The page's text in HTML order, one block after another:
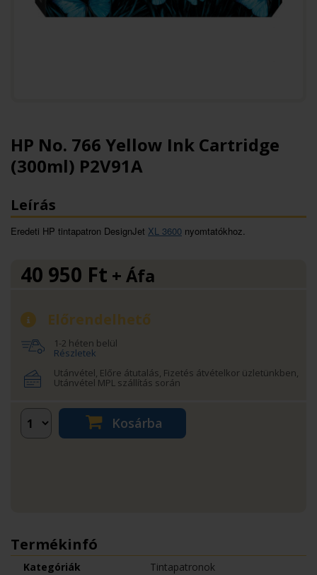
HP No. 766 Yellow Ink Cartridge
(300ml) P2V91A
Leírás
Eredeti HP tintapatron DesignJet XL 3600 nyomtatókhoz.
40 950 Ft + Áfa
Előrendelhető
1-2 héten belül
Részletek
Utánvétel, Előre átutalás, Fizetés átvételkor üzletünkben,
Utánvétel MPL szállítás során
Kosárba
Termékinfó
Kategóriák
Tintapatronok